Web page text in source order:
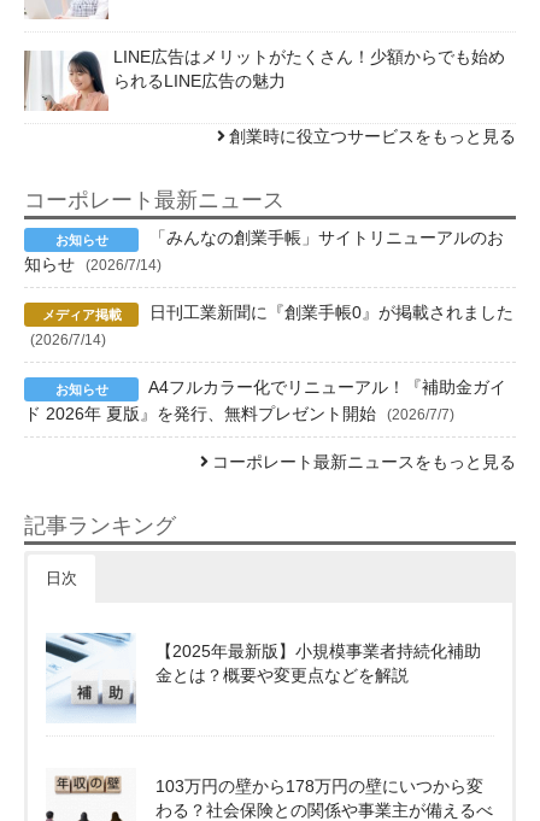
LINE広告はメリットがたくさん！少額からでも始め
られるLINE広告の魅力
創業時に役立つサービスをもっと見る
コーポレート最新ニュース
「みんなの創業手帳」サイトリニューアルのお
知らせ
(2026/7/14)
日刊工業新聞に『創業手帳0』が掲載されました
(2026/7/14)
A4フルカラー化でリニューアル！『補助金ガイ
ド 2026年 夏版』を発行、無料プレゼント開始
(2026/7/7)
コーポレート最新ニュースをもっと見る
記事ランキング
日次
【2025年最新版】小規模事業者持続化補助
金とは？概要や変更点などを解説
103万円の壁から178万円の壁にいつから変
わる？社会保険との関係や事業主が備えるべ